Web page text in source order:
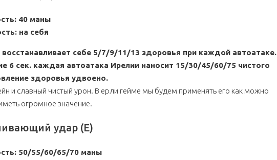
40 маны
на себя
восстанавливает себе 5/7/9/11/13 здоровья при каждой автоатаке.
6 сек. каждая автоатака Ирелии наносит 15/30/45/60/75 чистого
здоровья удвоено.
и славный чистый урон. В ерли гейме мы будем применять его как можно
огромное значение.
удар (E)
50/55/60/65/70 маны